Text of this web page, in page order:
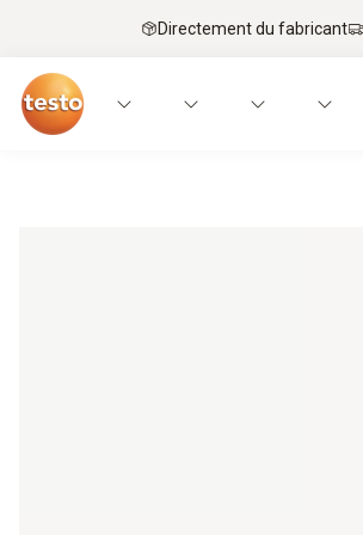
Directement du fabricant